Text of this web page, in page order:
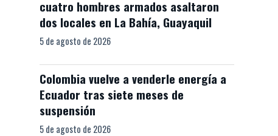
cuatro hombres armados asaltaron
dos locales en La Bahía, Guayaquil
5 de agosto de 2026
Colombia vuelve a venderle energía a
Ecuador tras siete meses de
suspensión
5 de agosto de 2026